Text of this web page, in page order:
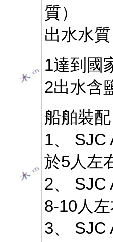
質）
出水水質
1達到國
2出水含
船舶裝
1、 SJC
於5人左
2、 SJC
8-10人
3、 SJC